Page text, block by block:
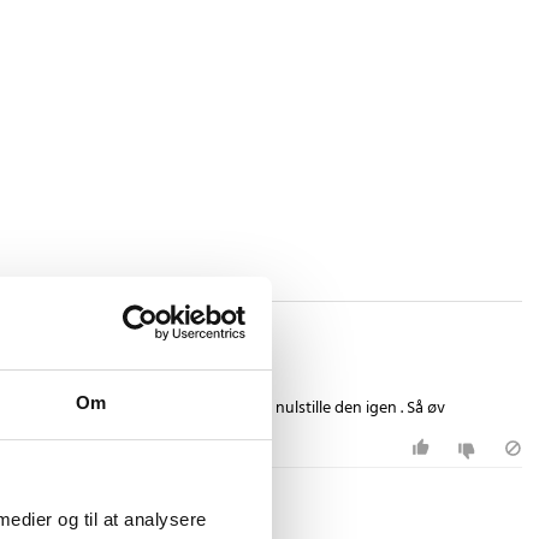
Om
og til at analysere
tiden..kun nogle sekunder og så nulstille den igen . Så øv